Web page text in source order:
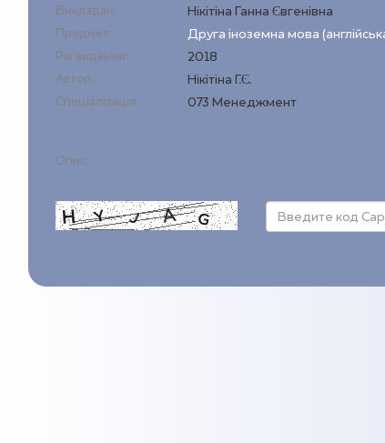
Викладач: Нікітіна Ганна Євгенівна
Предмет: Друга іноземна мова
Рік видання: 2018
Автор: Нікітіна Г.Є.
Спеціалізація: 073 Менеджмент
Опис: